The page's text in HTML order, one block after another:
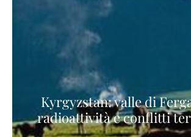
Kyrgyzstan: valle di
radioattività e conflitti